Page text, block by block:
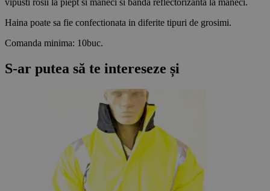
Haina poate sa fie confectionata in diferite tipuri de grosimi.
Comanda minima: 10buc.
S-ar putea să te intereseze și